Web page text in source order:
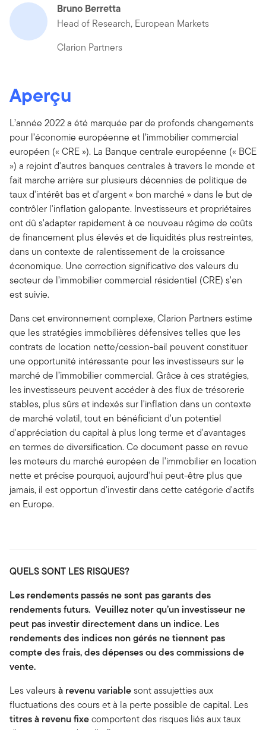
Bruno Berretta
Head of Research, European Markets
Clarion Partners
Aperçu
L’année 2022 a été marquée par de profonds changements
pour l’économie européenne et l’immobilier commercial
européen (« CRE »). La Banque centrale européenne (« BCE
») a rejoint d'autres banques centrales à travers le monde et
fait marche arrière sur plusieurs décennies de politique de
taux d'intérêt bas et d'argent « bon marché » dans le but de
contrôler l'inflation galopante. Investisseurs et propriétaires
ont dû s'adapter rapidement à ce nouveau régime de coûts
de financement plus élevés et de liquidités plus restreintes,
dans un contexte de ralentissement de la croissance
économique. Une correction significative des valeurs du
secteur de l’immobilier commercial résidentiel (CRE) s'en
est suivie.
Dans cet environnement complexe, Clarion Partners estime
que les stratégies immobilières défensives telles que les
contrats de location nette/cession-bail peuvent constituer
une opportunité intéressante pour les investisseurs sur le
marché de l’immobilier commercial. Grâce à ces stratégies,
les investisseurs peuvent accéder à des flux de trésorerie
stables, plus sûrs et indexés sur l'inflation dans un contexte
de marché volatil, tout en bénéficiant d'un potentiel
d'appréciation du capital à plus long terme et d'avantages
en termes de diversification. Ce document passe en revue
les moteurs du marché européen de l'immobilier en location
nette et précise pourquoi, aujourd'hui peut-être plus que
jamais, il est opportun d'investir dans cette catégorie d'actifs
en Europe.
QUELS SONT LES RISQUES?
Les rendements passés ne sont pas garants des
rendements futurs. Veuillez noter qu’un investisseur ne
peut pas investir directement dans un indice. Les
rendements des indices non gérés ne tiennent pas
compte des frais, des dépenses ou des commissions de
vente.
Les valeursà revenu variablesont assujetties aux
fluctuations des cours et à la perte possible de capital. Les
titres à revenu fixecomportent des risques liés aux taux